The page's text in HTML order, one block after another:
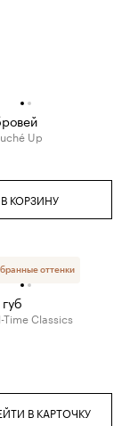
Up
В КОРЗИНУ
оттенки
Time Classics
В КАРТОЧКУ